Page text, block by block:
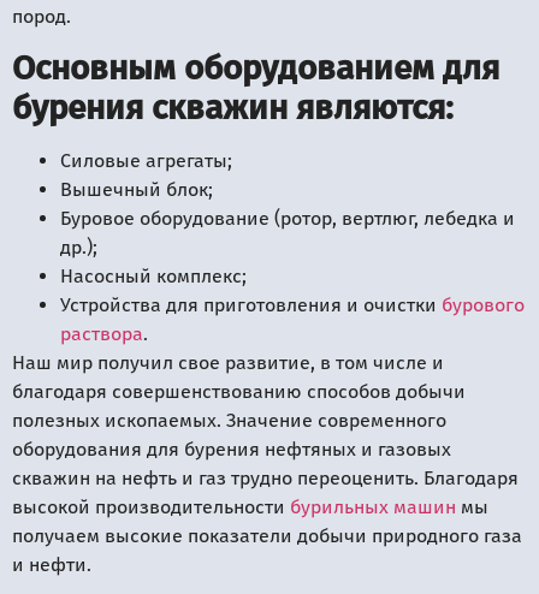
пород.
Основным оборудованием для
бурения скважин являются:
Силовые агрегаты;
Вышечный блок;
Буровое оборудование (ротор, вертлюг, лебедка и
др.);
Насосный комплекс;
Устройства для приготовления и очистки бурового
раствора.
Наш мир получил свое развитие, в том числе и
благодаря совершенствованию способов добычи
полезных ископаемых. Значение современного
оборудования для бурения нефтяных и газовых
скважин на нефть и газ трудно переоценить. Благодаря
высокой производительности бурильных машин мы
получаем высокие показатели добычи природного газа
и нефти.